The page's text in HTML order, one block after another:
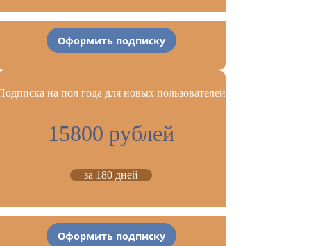
Оформить подписку
на пол года для новых пользователей
15800 рублей
за 180 дней
Оформить подписку